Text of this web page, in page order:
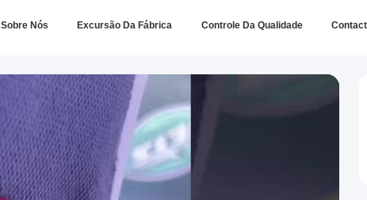
Sobre Nós Excursão Da Fábrica Controle Da Qualidade